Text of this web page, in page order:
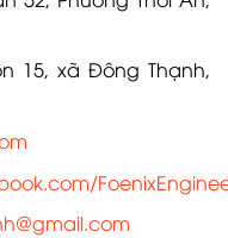
15, xã Đông Thạnh,